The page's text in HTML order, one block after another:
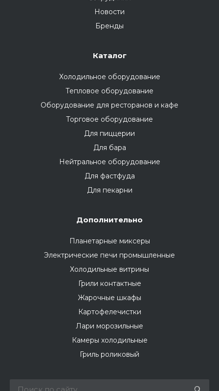
Новости
Бренды
Каталог
Холодильное оборудование
Тепловое оборудование
Оборудование для ресторанов и кафе
Торговое оборудование
Для пиццерии
Для бара
Нейтральное оборудование
Для фастфуда
Для пекарни
Дополнительно
Планетарные миксеры
Электрические печи промышленные
Холодильные витрины
Грили контактные
Жарочные шкафы
Картофелечистки
Лари морозильные
Камеры холодильные
Гриль роликовый